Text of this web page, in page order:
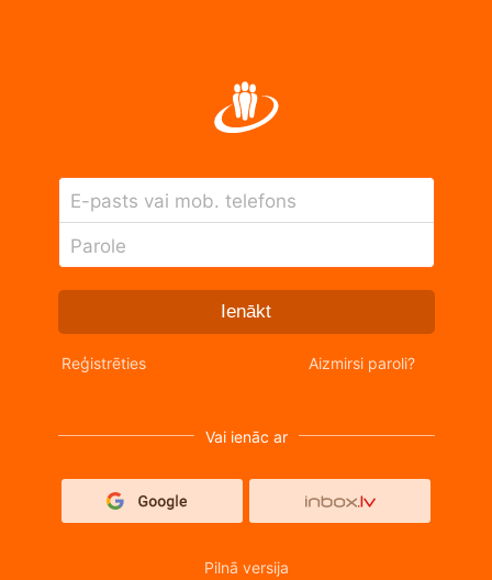
E-pasts vai mob. telefons
Parole
Ienākt
Reģistrēties Aizmirsi paroli?
Vai ienāc ar
Pilnā versija